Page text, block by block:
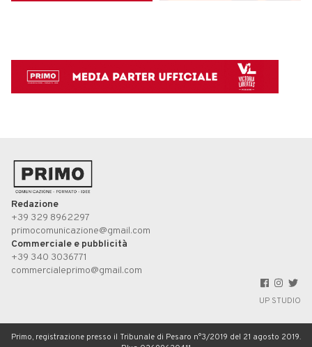
Redazione
+39 329 8962297
primocomunicazione@gmail.com
Commerciale e pubblicità
+39 340 3036771
commercialeprimo@gmail.com
UP STUDIO
Primo, registrazione presso il Tribunale di Pesaro n°3/2019 del 21 agosto 2019.